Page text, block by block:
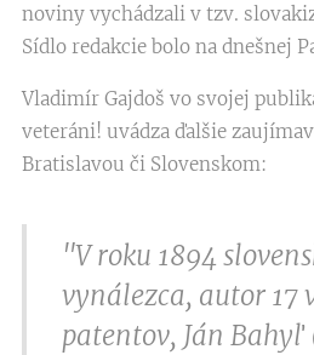
noviny vychádzali v tzv.
Sídlo redakcie bolo na dnešnej
Vladimír Gajdoš vo svojej
veteráni! uvádza ďalšie
Bratislavou či Slovenskom:
"V roku 1894
vynálezca, autor 17
patentov, Ján Bahyľ